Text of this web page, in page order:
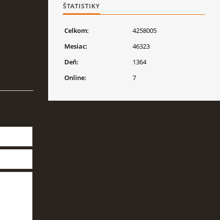
ŠTATISTIKY
Online: 7
Celkom:
4258005
Mesiac:
46323
Deň:
1364